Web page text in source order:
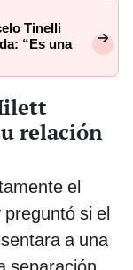
Tinelli
“Es una
relación
el
si el
a una